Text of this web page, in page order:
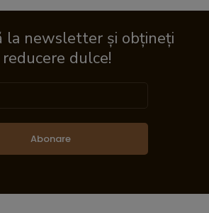
la newsletter și obțineți
dulce!
Abonare